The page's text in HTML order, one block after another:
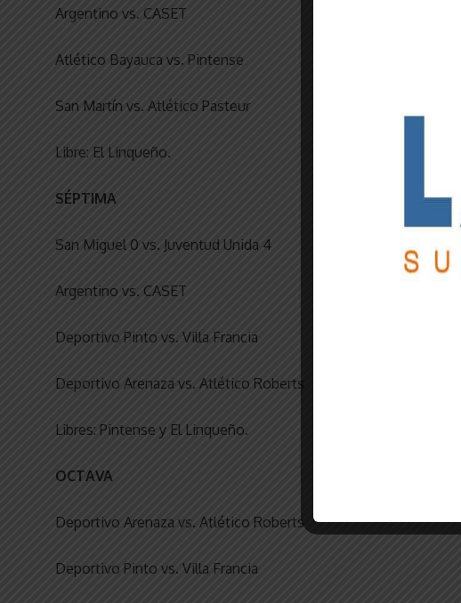
Argentino vs. CASET
Atlético Bayauca vs. Pintense
San Martín vs. Atlético Pasteur
Libre: El Linqueño.
SÉPTIMA
San Miguel 0 vs. Juventud Unida 4
Argentino vs. CASET
Deportivo Pinto vs. Villa Francia
Deportivo Arenaza vs. Atlético Roberts
Libres: Pintense y El Linqueño.
OCTAVA
Deportivo Arenaza vs. Atlético Roberts
Deportivo Pinto vs. Villa Francia